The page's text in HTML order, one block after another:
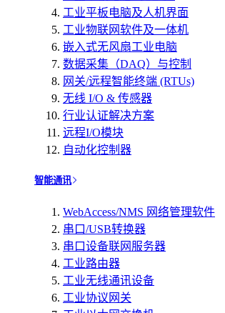
工业平板电脑及人机界面
工业物联网软件及一体机
嵌入式无风扇工业电脑
数据采集（DAQ）与控制
网关/远程智能终端 (RTUs)
无线 I/O & 传感器
行业认证解决方案
远程I/O模块
自动化控制器
智能通讯
WebAccess/NMS 网络管理软件
串口/USB转换器
串口设备联网服务器
工业路由器
工业无线通讯设备
工业协议网关